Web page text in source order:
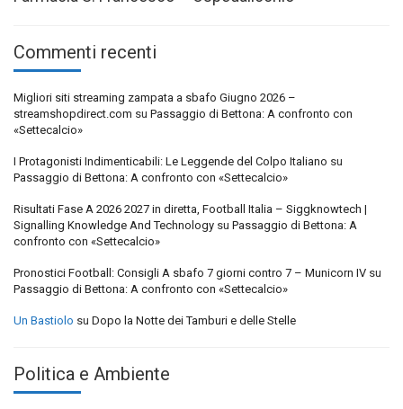
Commenti recenti
Migliori siti streaming zampata a sbafo Giugno 2026 –
streamshopdirect.com su Passaggio di Bettona: A confronto con
«Settecalcio»
I Protagonisti Indimenticabili: Le Leggende del Colpo Italiano su
Passaggio di Bettona: A confronto con «Settecalcio»
Risultati Fase A 2026 2027 in diretta, Football Italia – Siggknowtech |
Signalling Knowledge And Technology su Passaggio di Bettona: A
confronto con «Settecalcio»
Pronostici Football: Consigli A sbafo 7 giorni contro 7 – Municorn IV su
Passaggio di Bettona: A confronto con «Settecalcio»
Un Bastiolo su Dopo la Notte dei Tamburi e delle Stelle
Politica e Ambiente